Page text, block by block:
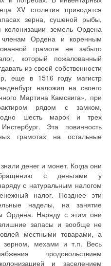
XV столетия приводятся
зерна, сушеной рыбы,
земель Ордена
членам Ордена и коренным
грамоте не забыто
который пожалованный
из своей собственности
еще в 1516 году магистр
наложил на своего
Мартина Камсвига», при
рядом с замком,
шесть марок и трех
Эта повинность
грамотах на остальные
денег и монет. Когда они
с деньгами у
с натуральным налогом
налог. Позднее эти
наделы, на занятие
Ордена. Наряду с этим они
запасы и вообще не
местными товарами, а
зерном, мехами и т.п. Весь
продовольствием
и заселением